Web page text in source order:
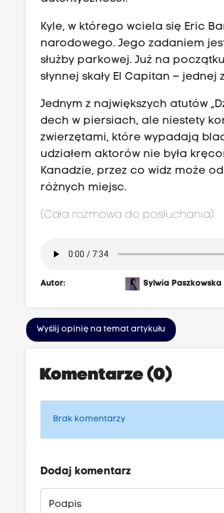
Kyle, w którego wciela się Eric
narodowego. Jego zadaniem
służby parkowej. Już na
słynnej skały El Capitan –
Jednym z największych atutów
dech w piersiach, ale niestety
zwierzętami, które wypadają
udziałem aktorów nie była
Kanadzie, przez co widz może
różnych miejsc.
(Cała rozmowa do posłuchania)
Autor: Sylwia Paszkowska
Wyślij opinię na temat artykułu
Komentarze (0)
Brak komentarzy
Dodaj komentarz
Podpis